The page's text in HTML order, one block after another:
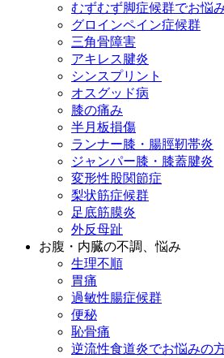
むずむず脚症候群でお悩
グロインペイン症候群
三角骨障害
アキレス腱炎
シンスプリント
オスグッド病
膝の痛み
半月板損傷
ランナー膝・腸脛靭帯炎
ジャンパー膝・膝蓋腱炎
変形性股関節症
梨状筋症候群
足底筋膜炎
外反母趾
お腹・内臓の不調、悩み
生理不順
胃痛
過敏性腸症候群
便秘
恥骨痛
逆流性食道炎でお悩みの